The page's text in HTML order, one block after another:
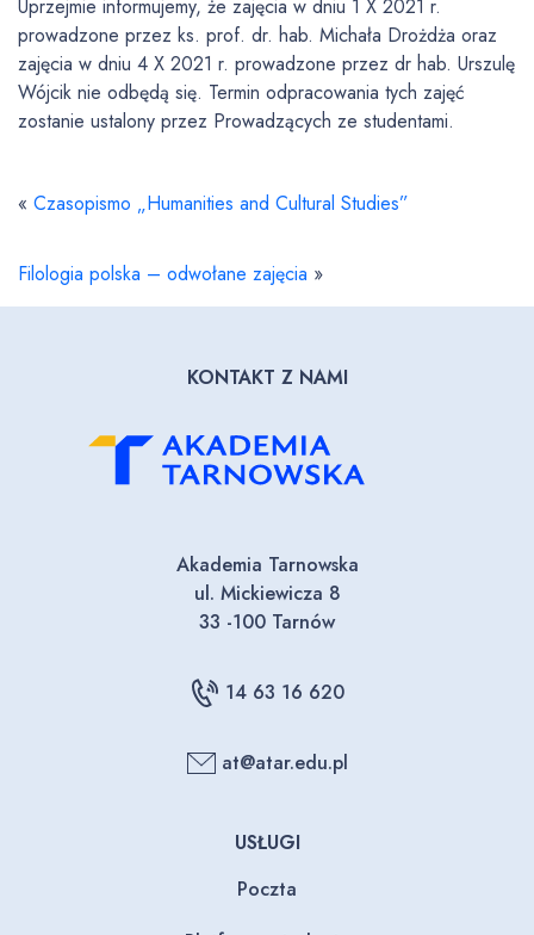
Uprzejmie informujemy, że zajęcia w dniu 1 X 2021 r.
prowadzone przez ks. prof. dr. hab. Michała Drożdża oraz
zajęcia w dniu 4 X 2021 r. prowadzone przez dr hab. Urszulę
Wójcik nie odbędą się. Termin odpracowania tych zajęć
zostanie ustalony przez Prowadzących ze studentami.
« Czasopismo „Humanities and Cultural Studies”
Filologia polska – odwołane zajęcia »
KONTAKT Z NAMI
Akademia Tarnowska
ul. Mickiewicza 8
33 -100 Tarnów
14 63 16 620
at@atar.edu.pl
USŁUGI
Poczta